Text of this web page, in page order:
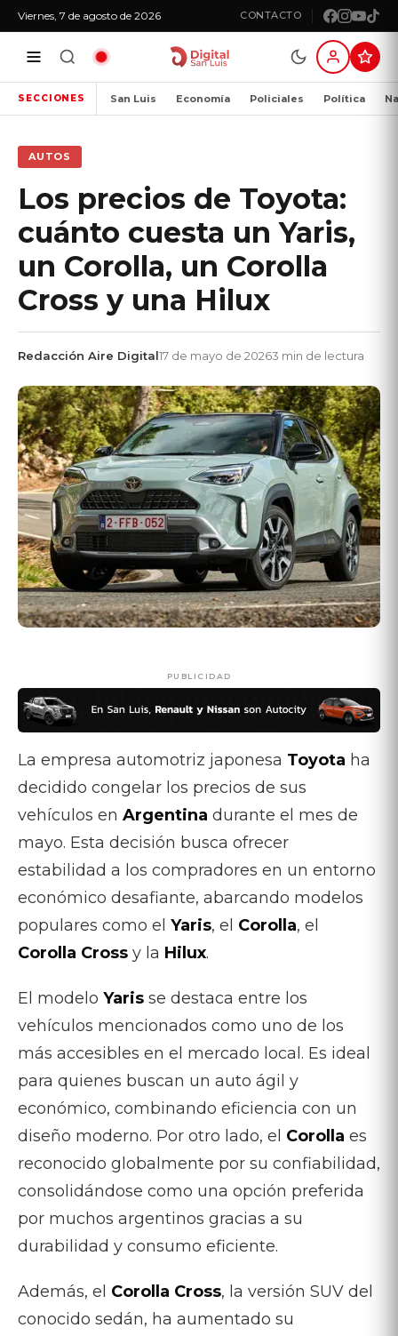
Viernes, 7 de agosto de 2026 CONTACTO
SECCIONES San Luis Economía Policiales Política
AUTOS
Los precios de Toyota:
cuánto cuesta un Yaris,
un Corolla, un Corolla
Cross y una Hilux
Redacción Aire Digital17 de mayo de 20263 min de lectura
PUBLICIDAD
La empresa automotriz japonesa Toyota ha
decidido congelar los precios de sus
vehículos en Argentina durante el mes de
mayo. Esta decisión busca ofrecer
estabilidad a los compradores en un entorno
económico desafiante, abarcando modelos
populares como el Yaris, el Corolla, el
Corolla Cross y la Hilux.
El modelo Yaris se destaca entre los
vehículos mencionados como uno de los
más accesibles en el mercado local. Es ideal
para quienes buscan un auto ágil y
económico, combinando eficiencia con un
diseño moderno. Por otro lado, el Corolla es
reconocido globalmente por su confiabilidad,
consolidándose como una opción preferida
por muchos argentinos gracias a su
durabilidad y consumo eficiente.
Además, el Corolla Cross, la versión SUV del
conocido sedán, ha aumentado su